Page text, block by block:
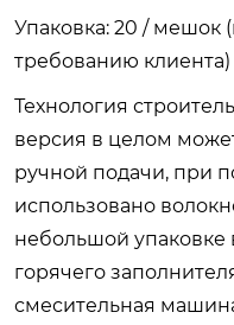
Упаковка: 20 / мешок
требованию клиента)
Технология
версия в целом
ручной подачи, при
использовано
небольшой упаковке
горячего
смесительная